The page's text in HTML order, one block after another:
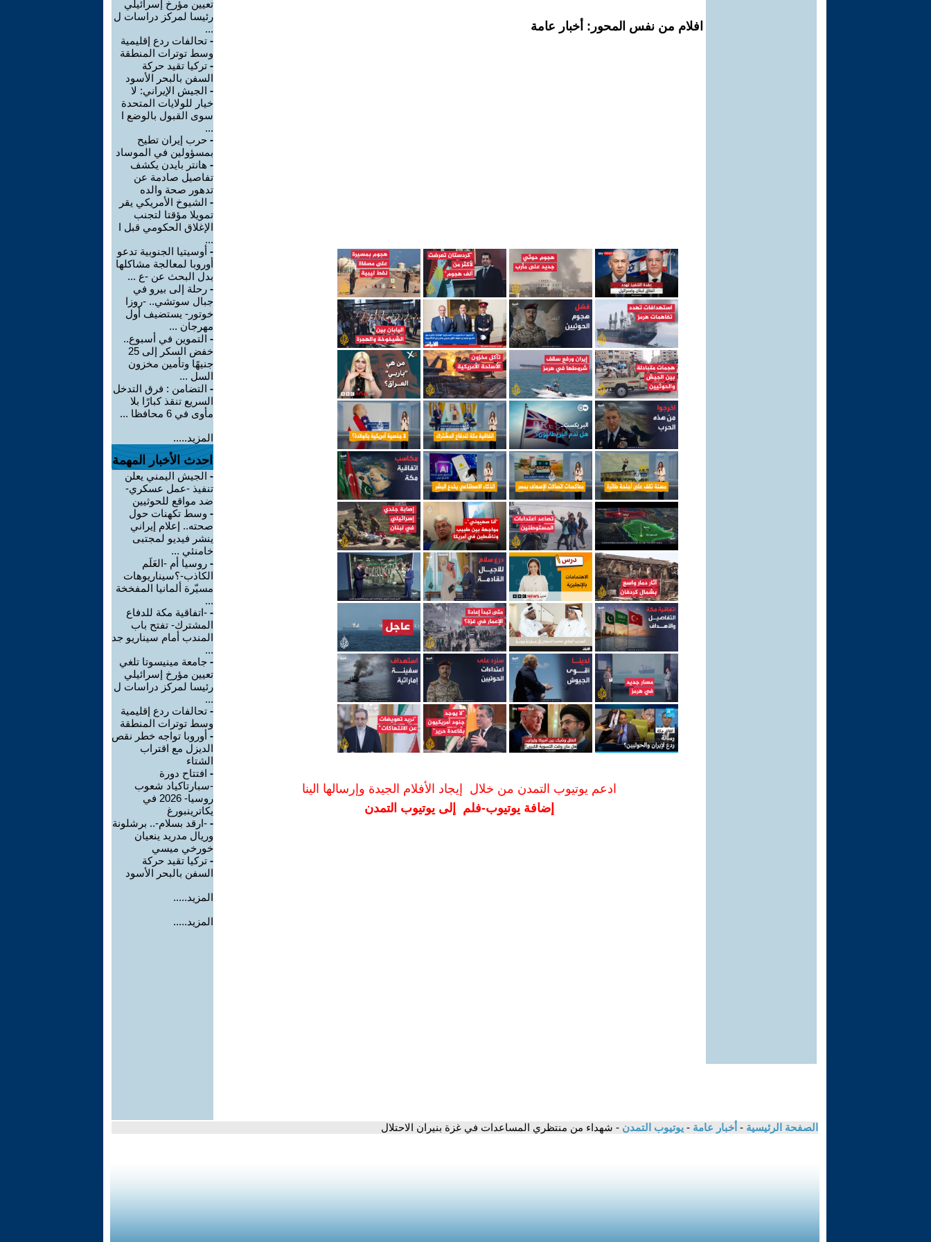
افلام من نفس المحور: أخبار عامة
ادعم يوتيوب التمدن من خلال إيجاد الأفلام الجيدة وإرسالها الينا
إضافة يوتيوب-فلم إلى يوتيوب التمدن
تعيين مؤرخ إسرائيلي
رئيسا لمركز دراسات ل
...
- تحالفات ردع إقليمية
وسط توترات المنطقة
- تركيا تقيد حركة
السفن بالبحر الأسود
- الجيش الإيراني: لا
خيار للولايات المتحدة
سوى القبول بالوضع ا
...
- حرب إيران تطيح
بمسؤولين في الموساد
- هانتر بايدن يكشف
تفاصيل صادمة عن
تدهور صحة والده
- الشيوخ الأمريكي يقر
تمويلا مؤقتا لتجنب
الإغلاق الحكومي قبل ا
...
- أوسيتيا الجنوبية تدعو
أوروبا لمعالجة مشاكلها
بدل البحث عن -ع ...
- رحلة إلى بيرو في
جبال سوتشي.. -روزا
خوتور- يستضيف أول
مهرجان ...
- التموين في أسبوع..
خفض السكر إلى 25
جنيهًا وتأمين مخزون
السل ...
- التضامن : فرق التدخل
السريع تنقذ كبارًا بلا
مأوى في 6 محافظا ...
المزيد.....
احدث الأخبار المهمة
- الجيش اليمني يعلن
تنفيذ -عمل عسكري-
ضد مواقع للحوثيين
- وسط تكهنات حول
صحته.. إعلام إيراني
ينشر فيديو لمجتبى
خامنئي ...
- روسيا أم -العَلَم
الكاذب-؟سيناريوهات
مسيّرة ألمانيا المفخخة
...
- -اتفاقية مكة للدفاع
المشترك- تفتح باب
المندب أمام سيناريو جد
...
- جامعة مينيسوتا تلغي
تعيين مؤرخ إسرائيلي
رئيسا لمركز دراسات ل
...
- تحالفات ردع إقليمية
وسط توترات المنطقة
- أوروبا تواجه خطر نقص
الديزل مع اقتراب
الشتاء
- افتتاح دورة
-سبارتاكياد شعوب
روسيا- 2026 في
يكاترينبورغ
- -ارقد بسلام-.. برشلونة
وريال مدريد ينعيان
خورخي ميسي
- تركيا تقيد حركة
السفن بالبحر الأسود
المزيد.....
المزيد.....
الصفحة الرئيسية - أخبار عامة - يوتيوب التمدن - شهداء من منتظري المساعدات في غزة بنيران الاحتلال